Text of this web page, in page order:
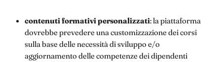
contenuti formativi personalizzati: la piattaforma
dovrebbe prevedere una customizzazione dei corsi
sulla base delle necessità di sviluppo e/o
aggiornamento delle competenze dei dipendenti